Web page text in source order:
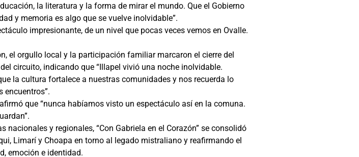
la literatura y la forma de mirar el mundo. Que el Gobierno
y memoria es algo que se vuelve inolvidable”.
impresionante, de un nivel que pocas veces vemos en Ovalle.
el orgullo local y la participación familiar marcaron el cierre del
circuito, indicando que “Illapel vivió una noche inolvidable.
la cultura fortalece a nuestras comunidades y nos recuerda lo
encuentros”.
que “nunca habíamos visto un espectáculo así en la comuna.
y regionales, “Con Gabriela en el Corazón” se consolidó
Limarí y Choapa en torno al legado mistraliano y reafirmando el
emoción e identidad.